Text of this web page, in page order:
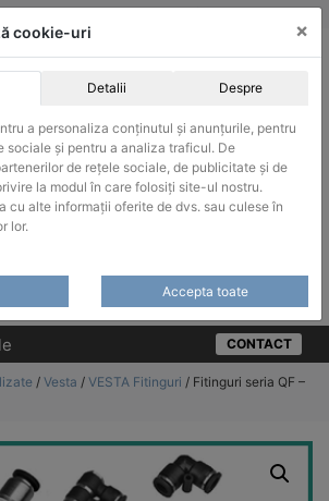
achizitionate si in sistemul SEAP / SICAP
CONTACT
/ Vesta / VESTA Fitinguri / Fitinguri seria QF –
cookie-uri ×
Detalii Despre
a personaliza conținutul și anunțurile, pentru
sociale și pentru a analiza traficul. De
de rețele sociale, de publicitate și de
la modul în care folosiți site-ul nostru.
cu alte informații oferite de dvs. sau culese în
lor.
Accepta toate